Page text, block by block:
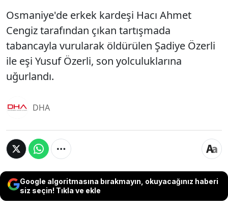
Osmaniye'de erkek kardeşi Hacı Ahmet
Cengiz tarafından çıkan tartışmada
tabancayla vurularak öldürülen Şadiye Özerli
ile eşi Yusuf Özerli, son yolculuklarına
uğurlandı.
DHA
Google algoritmasına bırakmayın, okuyacağınız haberi
siz seçin! Tıkla ve ekle